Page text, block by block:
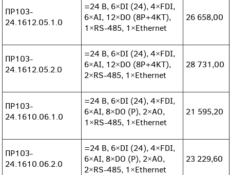
ПР103-
24.1612.05.1.0
=24 В, 6×DI (24), 4×FDI,
6×AI, 12×DO (8P+4KT),
1×RS-485, 1×Ethernet
26 658,00
ПР103-
24.1612.05.2.0
=24 В, 6×DI (24), 4×FDI,
6×AI, 12×DO (8P+4KT),
2×RS-485, 1×Ethernet
28 731,00
ПР103-
24.1610.06.1.0
=24 В, 6×DI (24), 4×FDI,
6×AI, 8×DO (P), 2×AO,
1×RS-485, 1×Ethernet
21 595,20
ПР103-
24.1610.06.2.0
=24 В, 6×DI (24), 4×FDI,
6×AI, 8×DO (P), 2×AO,
2×RS-485, 1×Ethernet
23 229,60